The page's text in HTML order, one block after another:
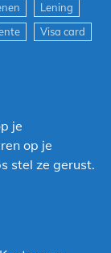
Lening
Visa card
je
op je
stel ze gerust.